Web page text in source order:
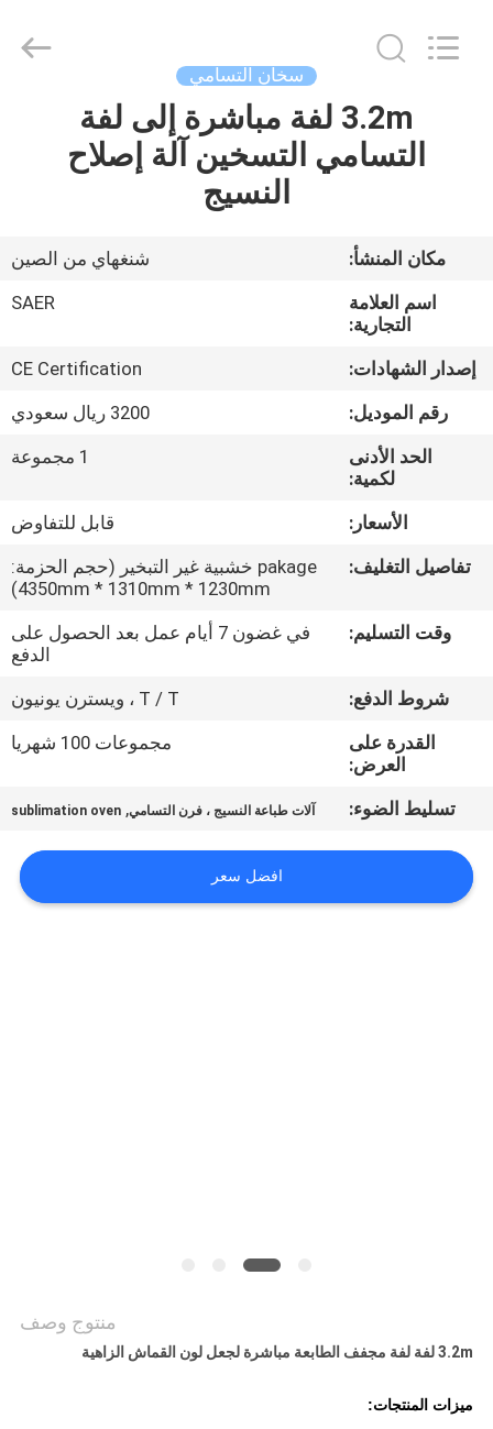
أشرطة
فيديو
حول
جولة
المعمل
ضبط
الجودة
اتصل
جميع
Supplier
سخان التسامي
3.2m لفة مباشرة إلى لفة
التسامي التسخين آلة إصلاح
النسيج
مكان المنشأ:
شنغهاي من الصين
اسم العلامة
التجارية:
SAER
إصدار الشهادات:
CE Certification
رقم الموديل:
3200 ريال سعودي
الحد الأدنى
لكمية:
1 مجموعة
الأسعار:
قابل للتفاوض
تفاصيل التغليف:
pakage خشبية غير التبخير (حجم الحزمة:
4350mm * 1310mm * 1230mm)
وقت التسليم:
في غضون 7 أيام عمل بعد الحصول على
الدفع
شروط الدفع:
T / T ، ويسترن يونيون
القدرة على
العرض:
مجموعات 100 شهريا
تسليط الضوء: آلات طباعة النسيج ، فرن التسامي,
sublimation oven
افضل سعر
منتوج وصف
3.2m لفة لفة مجفف الطابعة مباشرة لجعل لون القماش الزاهية
ميزات المنتجات: